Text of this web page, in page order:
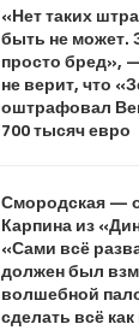
«Нет таких
быть не может.
просто бред»,
не верит, что
оштрафовал
700 тысяч евро
Смородская —
Карпина из
«Сами всё
должен был
волшебной
сделать всё